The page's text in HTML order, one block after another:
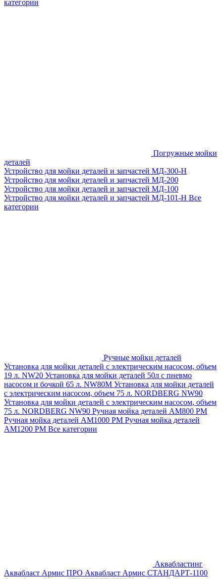
категории
Погружные мойки
деталей
Устройство для мойки деталей и запчастей МД-300-H
Устройство для мойки деталей и запчастей МД-200
Устройство для мойки деталей и запчастей МД-100
Устройство для мойки деталей и запчастей МД-101-Н Все
категории
Ручные мойки деталей
Установка для мойки деталей с электрическим насосом, объем
19 л. NW20 Установка для мойки деталей 50л с пневмо
насосом и бочкой 65 л. NW80M Установка для мойки деталей
с электрическим насосом, объем 75 л. NORDBERG NW90
Установка для мойки деталей с электрическим насосом, объем
75 л. NORDBERG NW90 Ручная мойка деталей АМ800 РМ
Ручная мойка деталей АМ1000 РМ Ручная мойка деталей
АМ1200 РМ Все категории
Аквабластинг
Аквабласт Армис ПРО Аквабласт Армис СТАНДАРТ-1100